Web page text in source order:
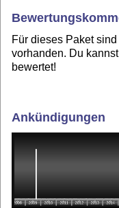
Für dieses Paket
vorhanden. Du
bewertet!
Ankündigungen